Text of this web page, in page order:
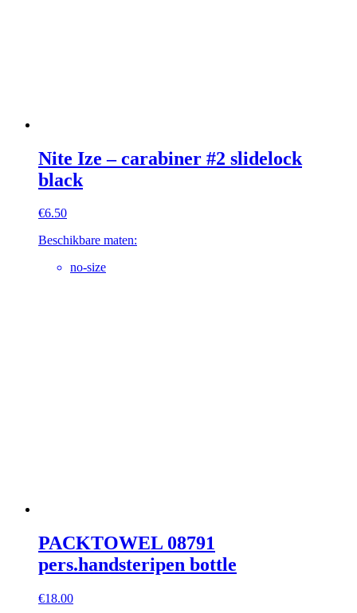
Nite Ize – carabiner #2 slidelock
black
€6.50
Beschikbare maten:
no-size
PACKTOWEL 08791
pers.handsteripen bottle
€18.00